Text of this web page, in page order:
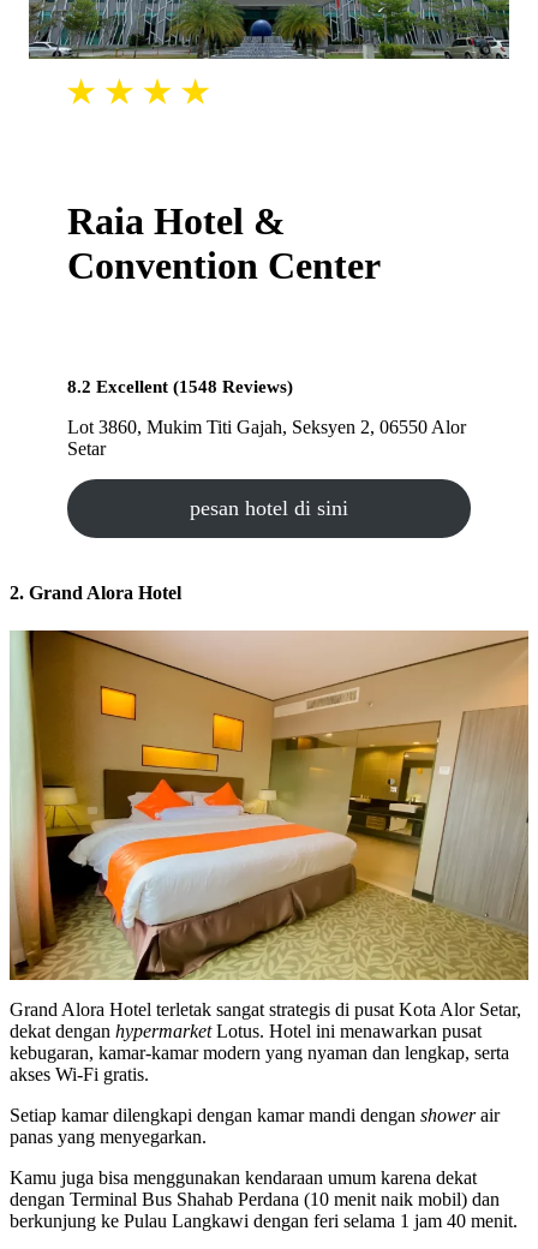
Raia Hotel &
Convention Center
8.2 Excellent (1548 Reviews)
Lot 3860, Mukim Titi Gajah, Seksyen 2, 06550 Alor
Setar
pesan hotel di sini
2. Grand Alora Hotel
Grand Alora Hotel terletak sangat strategis di pusat Kota Alor Setar,
dekat dengan hypermarketLotus. Hotel ini menawarkan pusat
kebugaran, kamar-kamar modern yang nyaman dan lengkap, serta
akses Wi-Fi gratis.
Setiap kamar dilengkapi dengan kamar mandi dengan showerair
panas yang menyegarkan.
Kamu juga bisa menggunakan kendaraan umum karena dekat
dengan Terminal Bus Shahab Perdana (10 menit naik mobil) dan
berkunjung ke Pulau Langkawi dengan feri selama 1 jam 40 menit.